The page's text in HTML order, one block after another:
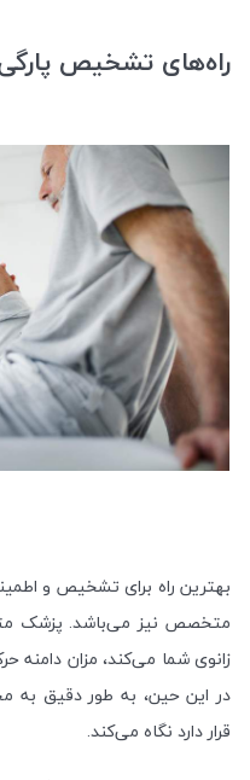
راه‌های تشخیص
بهترین راه برای تشخیص و
متخصص نیز می‌باشد. پزشک
زانوی شما می‌کند، مزان
در این حین، به طور دقیق به
قرار دارد نگاه می‌کند.